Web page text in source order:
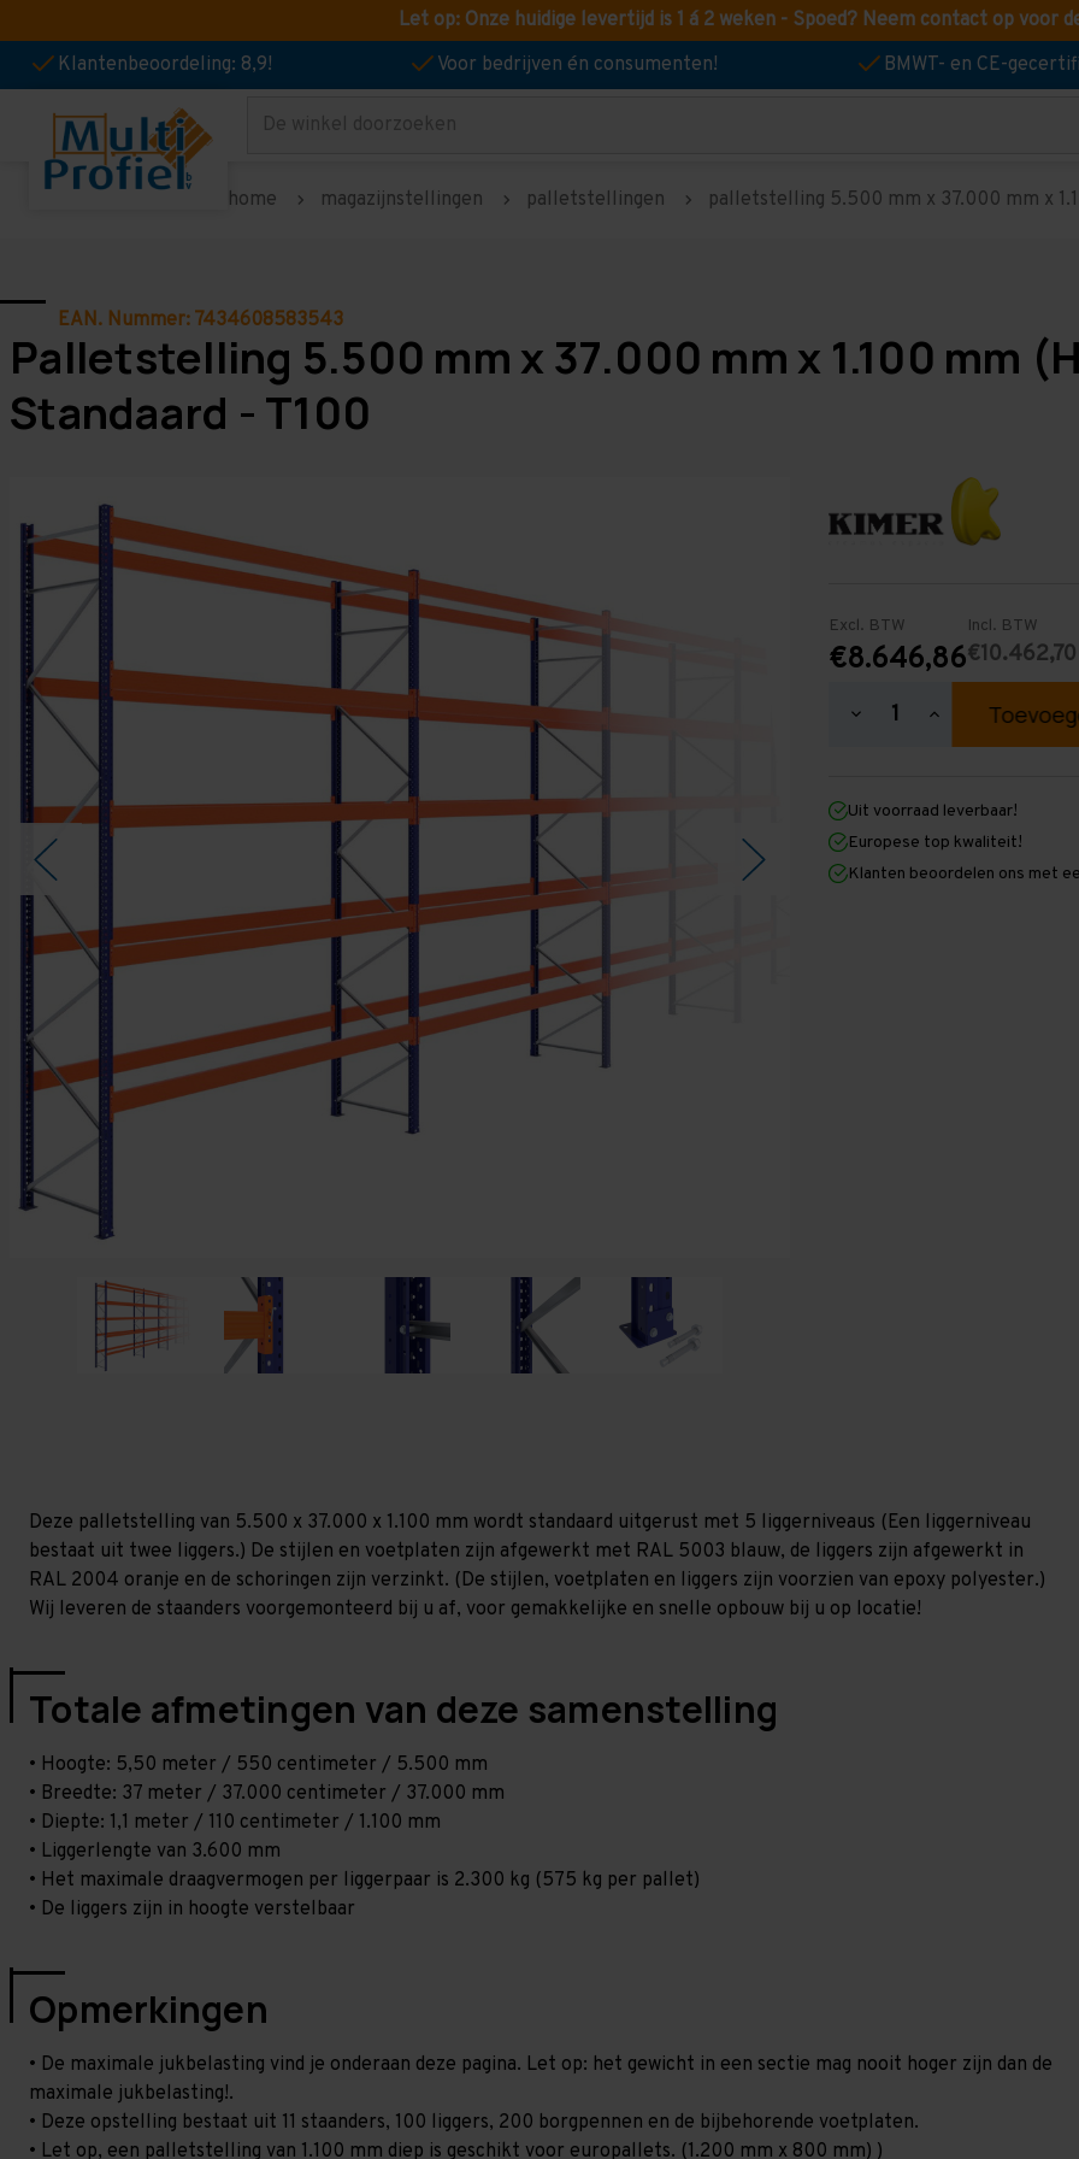
Let op: Onze huidige levertijd is 1 á 2 weken - Spoed? Neem contact op voor
Klantenbeoordeling: 8,9!
Voor bedrijven én consumenten! BMWT- en CE-
Zoeken
home magazijnstellingen palletstellingen palletstelling 5.500 mm x 37.000 mm x
EAN. Nummer: 7434608583543
Palletstelling 5.500 mm x 37.000 mm x 1.100 mm
Standaard - T100
Excl. BTW
€8.646,86
Incl. BTW
€10.462,70
Hoeveelheid
5.500
mm
x
37.000
mm
Hoeveelheid
verhogen
5.500
mm
x
37.000
mm
Uit voorraad leverbaar!
Europese top kwaliteit!
Klanten beoordelen ons met
Deze palletstelling van 5.500 x 37.000 x 1.100 mm wordt standaard uitgerust met 5 liggerniveaus (Een liggerniveau
bestaat uit twee liggers.) De stijlen en voetplaten zijn afgewerkt met RAL 5003 blauw, de liggers zijn afgewerkt in
RAL 2004 oranje en de schoringen zijn verzinkt. (De stijlen, voetplaten en liggers zijn voorzien van epoxy polyester.)
Wij leveren de staanders voorgemonteerd bij u af, voor gemakkelijke en snelle opbouw bij u op locatie!
Totale afmetingen van deze samenstelling
• Hoogte: 5,50 meter / 550 centimeter / 5.500 mm
• Breedte: 37 meter / 37.000 centimeter / 37.000 mm
• Diepte: 1,1 meter / 110 centimeter / 1.100 mm
• Liggerlengte van 3.600 mm
• Het maximale draagvermogen per liggerpaar is 2.300 kg (575 kg per pallet)
• De liggers zijn in hoogte verstelbaar
Opmerkingen
• De maximale jukbelasting vind je onderaan deze pagina. Let op: het gewicht in een sectie mag nooit hoger zijn dan de
maximale jukbelasting!.
• Deze opstelling bestaat uit 11 staanders, 100 liggers, 200 borgpennen en de bijbehorende voetplaten.
• Let op, een palletstelling van 1.100 mm diep is geschikt voor europallets. (1.200 mm x 800 mm) )